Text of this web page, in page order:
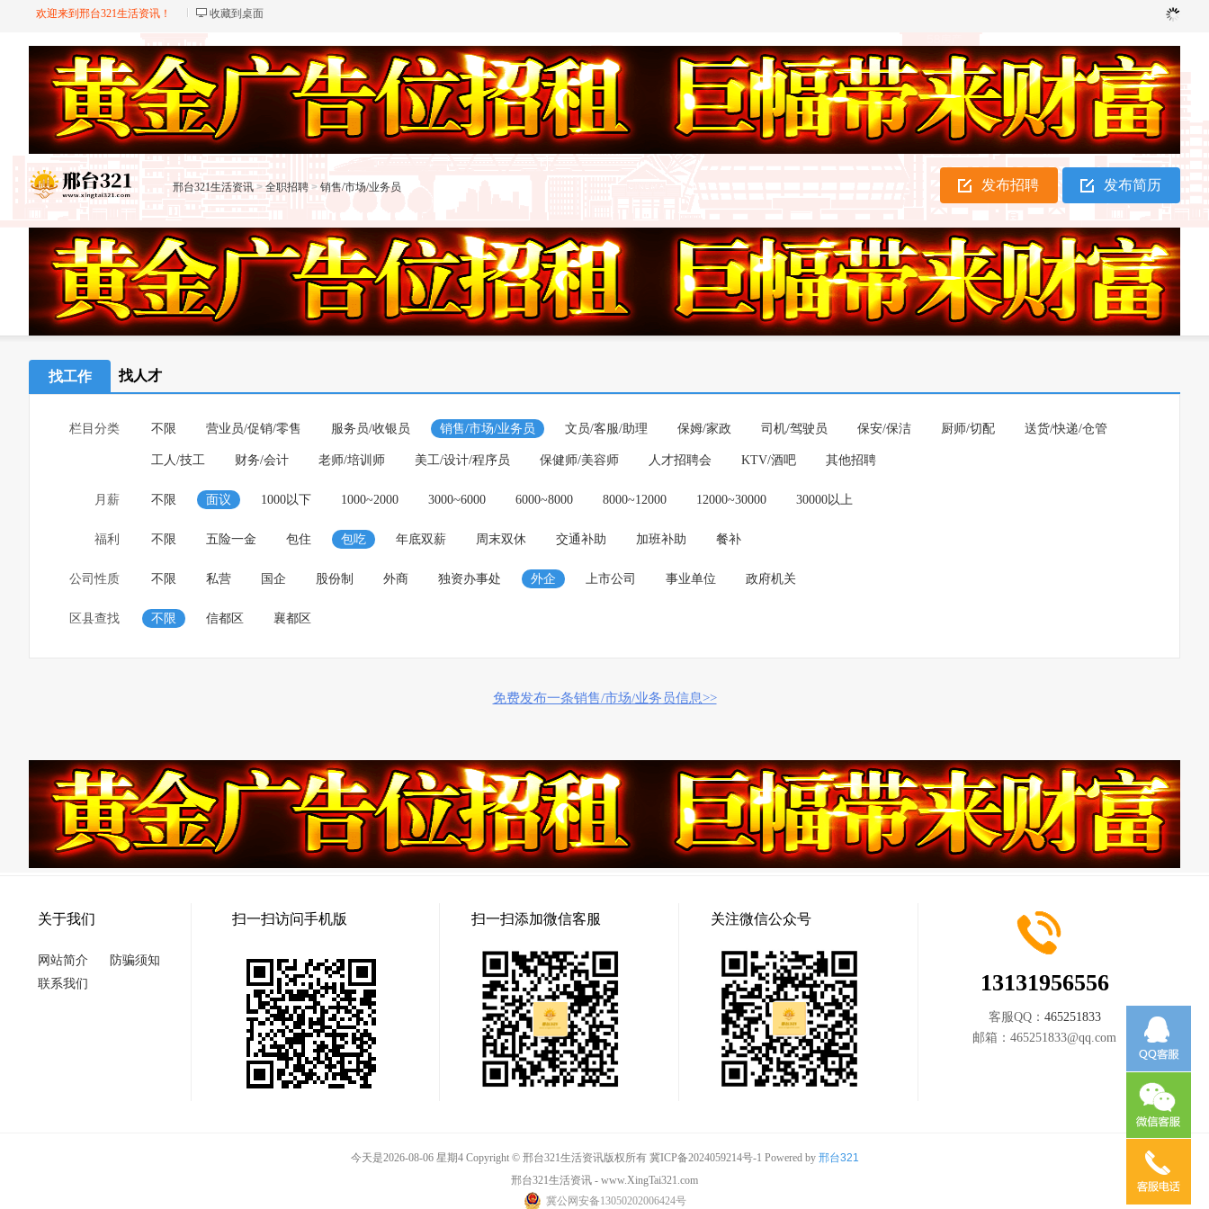
欢迎来到邢台321生活资讯！ 收藏到桌面
发布招聘 发布简历
邢台321生活资讯 > 全职招聘 > 销售/市场/业务员
找工作 找人才
栏目分类 不限 营业员/促销/零售 服务员/收银员 销售/市场/业务员 文员/客服/助理 保姆/家政 司机/驾驶员 保安/保洁 厨师/切配 送货/快递/仓管
工人/技工 财务/会计 老师/培训师 美工/设计/程序员 保健师/美容师 人才招聘会 KTV/酒吧 其他招聘
月薪 不限 面议 1000以下 1000~2000 3000~6000 6000~8000 8000~12000 12000~30000 30000以上
福利 不限 五险一金 包住 包吃 年底双薪 周末双休 交通补助 加班补助 餐补
公司性质 不限 私营 国企 股份制 外商 独资办事处 外企 上市公司 事业单位 政府机关
区县查找 不限 信都区 襄都区
免费发布一条销售/市场/业务员信息>>
关于我们
网站简介
防骗须知
联系我们
扫一扫访问手机版 扫一扫添加微信客服 关注微信公众号
13131956556
客服QQ： 465251833
邮箱： 465251833@qq.com
今天是2026-08-06 星期4 Copyright © 邢台321生活资讯版权所有 冀ICP备2024059214号-1 Powered by 邢台321
邢台321生活资讯 - www.XingTai321.com
冀公网安备13050202006424号